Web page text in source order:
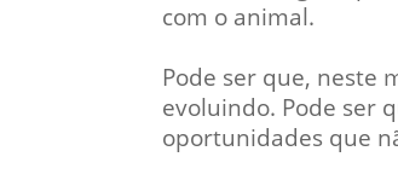
com o animal.
Pode ser que, neste
evoluindo. Pode ser
oportunidades que